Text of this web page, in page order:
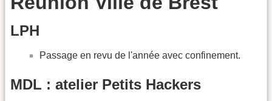
LPH
Passage en revu de l'année avec confinement.
MDL : atelier Petits Hackers